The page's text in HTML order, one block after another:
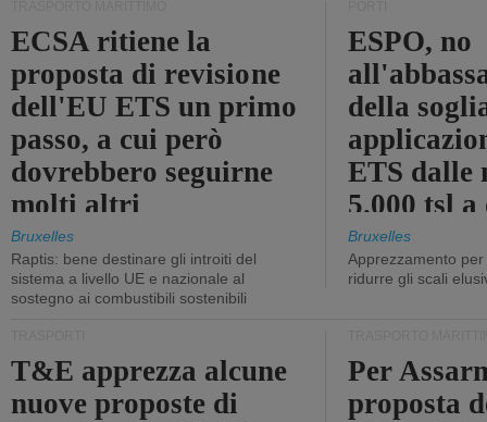
ECSA ritiene la
proposta di revisione
dell'EU ETS un primo
passo, a cui però
dovrebbero seguirne
molti altri
Bruxelles
Raptis: bene destinare gli introiti del
sistema a livello UE e nazionale al
sostegno ai combustibili sostenibili
ESPO, no
della
ETS dalle
5.000 tsl
400 tsl
Bruxelles
Apprezzamento
ridurre gli scali
T&E apprezza alcune
nuove proposte di
Per
proposta